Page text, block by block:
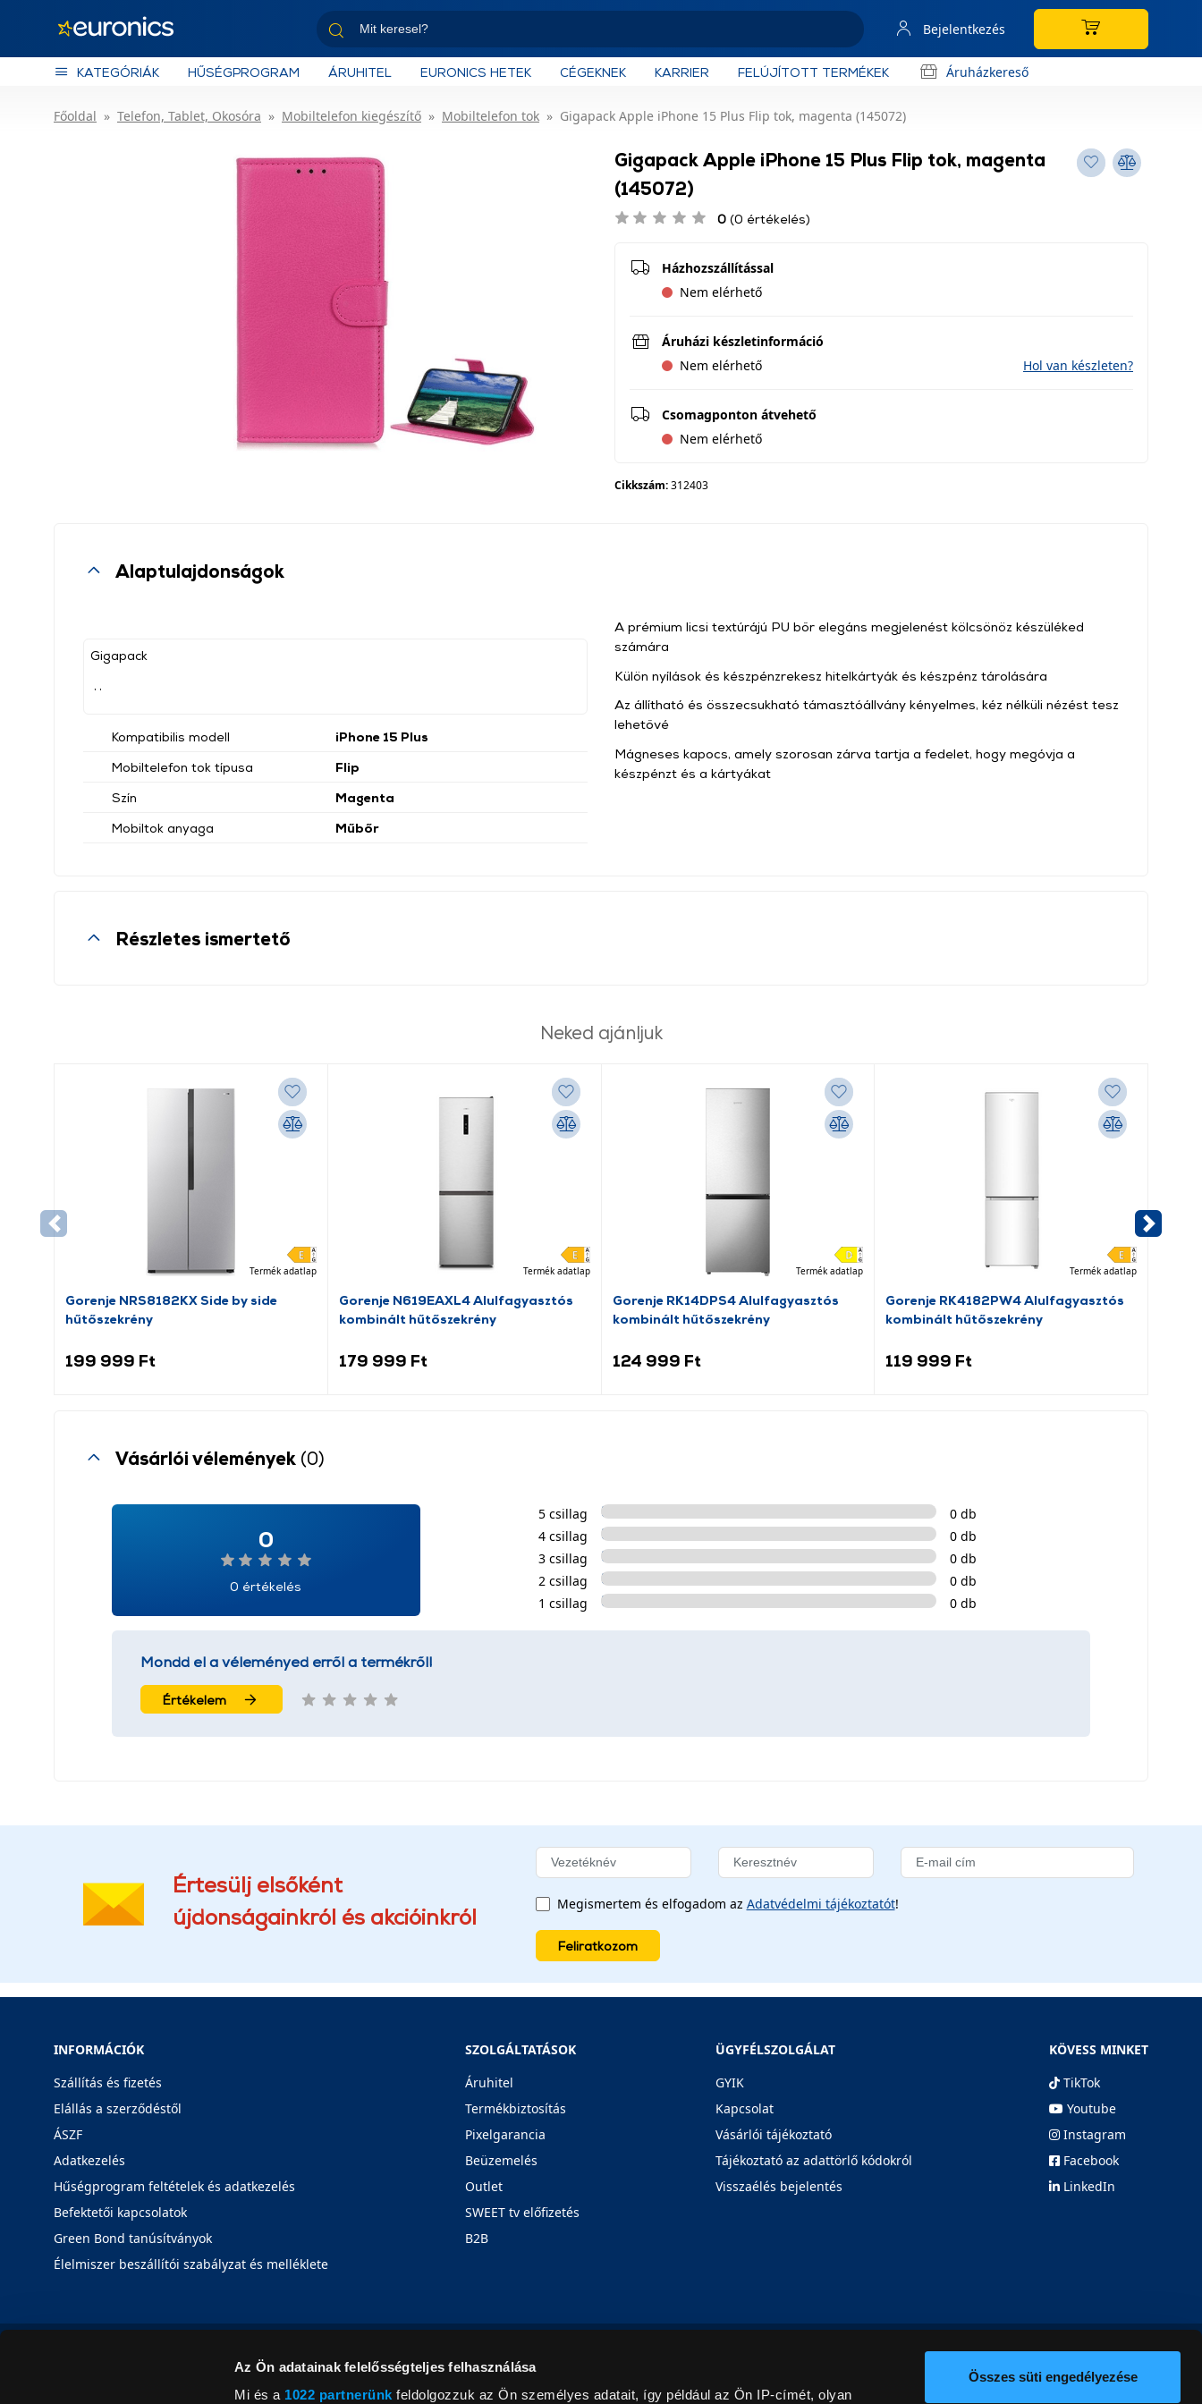
Az Ön adatainak felelősségteljes felhasználása
Mi és a 1022 partnerünk feldolgozzuk az Ön személyes adatait, így például az Ön IP-címét, olyan
Összes süti engedélyezése
Bejelentkezés
KATEGÓRIÁK HŰSÉGPROGRAM ÁRUHITEL EURONICS HETEK CÉGEKNEK KARRIER FELÚJÍTOTT TERMÉKEK Áruházkereső
Főoldal Telefon, Tablet, Okosóra Mobiltelefon kiegészítő Mobiltelefon tok Gigapack Apple iPhone 15 Plus Flip tok, magenta (145072)
Gigapack Apple iPhone 15 Plus Flip tok, magenta
(145072)
0 (0 értékelés)
Házhozszállítással
Nem elérhető
Áruházi készletinformáció
Nem elérhető
Hol van készleten?
Csomagponton átvehető
Nem elérhető
Cikkszám:312403
Alaptulajdonságok
Gigapack
Kompatibilis modell
iPhone 15 Plus
Mobiltelefon tok típusa
Flip
Szín
Magenta
Mobiltok anyaga
Műbőr
A prémium licsi textúrájú PU bőr elegáns megjelenést kölcsönöz készüléked
számára
Külön nyílások és készpénzrekesz hitelkártyák és készpénz tárolására
Az állítható és összecsukható támasztóállvány kényelmes, kéz nélküli nézést tesz
lehetővé
Mágneses kapocs, amely szorosan zárva tartja a fedelet, hogy megóvja a
készpénzt és a kártyákat
Részletes ismertető
Neked ajánljuk
Termék adatlap
Gorenje NRS8182KX Side by side
hűtőszekrény
199 999 Ft
Termék adatlap
Gorenje N619EAXL4 Alulfagyasztós
kombinált hűtőszekrény
179 999 Ft
Termék adatlap
Gorenje RK14DPS4 Alulfagyasztós
kombinált hűtőszekrény
124 999 Ft
Termék adatlap
Gorenje RK4182PW4 Alulfagyasztós
kombinált hűtőszekrény
119 999 Ft
Vásárlói vélemények (0)
0
0 értékelés
5 csillag
0 db
4 csillag
0 db
3 csillag
0 db
2 csillag
0 db
1 csillag
0 db
Mondd el a véleményed erről a termékről!
Értékelem
Értesülj elsőként
újdonságainkról és akcióinkról
Megismertem és elfogadom az Adatvédelmi tájékoztatót!
Feliratkozom
INFORMÁCIÓK
Szállítás és fizetés
Elállás a szerződéstől
ÁSZF
Adatkezelés
Hűségprogram feltételek és adatkezelés
Befektetői kapcsolatok
Green Bond tanúsítványok
Élelmiszer beszállítói szabályzat és melléklete
SZOLGÁLTATÁSOK
Áruhitel
Termékbiztosítás
Pixelgarancia
Beüzemelés
Outlet
SWEET tv előfizetés
B2B
ÜGYFÉLSZOLGÁLAT
GYIK
Kapcsolat
Vásárlói tájékoztató
Tájékoztató az adattörlő kódokról
Visszaélés bejelentés
KÖVESS MINKET
TikTok
Youtube
Instagram
Facebook
LinkedIn